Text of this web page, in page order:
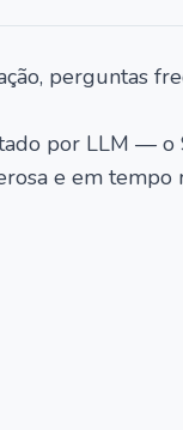
perguntas
por LLM — o
e em tempo